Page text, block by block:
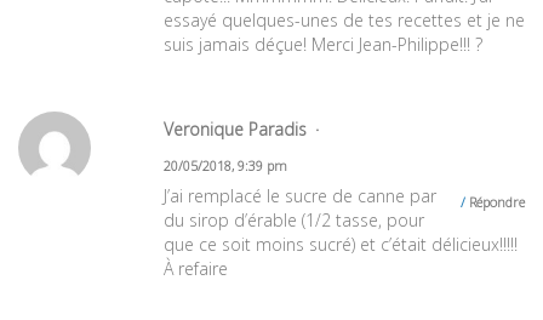
essayé quelques-unes de tes recettes et je ne
suis jamais déçue! Merci Jean-Philippe!!! ?
Veronique Paradis
20/05/2018, 9:39 pm
Répondre
J’ai remplacé le sucre de canne par
du sirop d’érable (1/2 tasse, pour
que ce soit moins sucré) et c’était délicieux!!!!!
À refaire